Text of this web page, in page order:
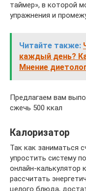
таймер», в которой
упражнения и
Читайте также:
каждый день?
Мнение
Предлагаем вам
сжечь 500 ккал
Калоризатор
Так как заниматься
упростить систему
онлайн-калькулятор
рассчитать
целого блюда,